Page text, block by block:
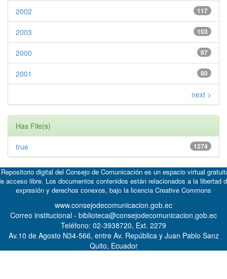
117
2002
103
2003
97
2000
80
2001
next >
Has File(s)
1274
true
digital del Consejo de Comunicación es un espacio virtual
acceso libre. Los documentos contenidos están relacionados a la libertad
expresión y derechos conexos, bajo la licencia Creative Commons
www.consejodecomunicacion.gob.ec
Correo institucional - biblioteca@consejodecomunicacion.gob.ec
Teléfono: 02-3938720, Ext. 2279
Av.10 de Agosto N34-566, entre Av. República y Juan Pablo Sanz
Quito, Ecuador